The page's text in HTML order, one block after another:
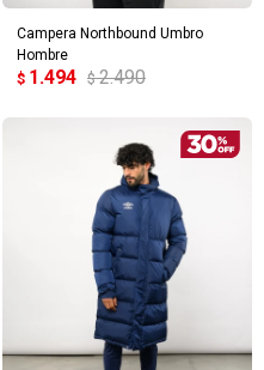
Campera Northbound Umbro
Hombre
$ 1.494 $ 2.490